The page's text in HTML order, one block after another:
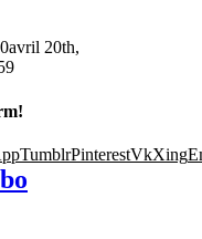
avril 20th,
TumblrPinterestVkXing